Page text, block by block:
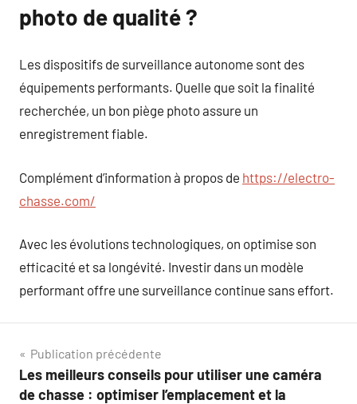
photo de qualité ?
Les dispositifs de surveillance autonome sont des
équipements performants. Quelle que soit la finalité
recherchée, un bon piège photo assure un
enregistrement fiable.
Complément d’information à propos de https://electro-
chasse.com/
Avec les évolutions technologiques, on optimise son
efficacité et sa longévité. Investir dans un modèle
performant offre une surveillance continue sans effort.
Navigation
de
Publication précédente
Les meilleurs conseils pour utiliser une caméra
de chasse : optimiser l’emplacement et la